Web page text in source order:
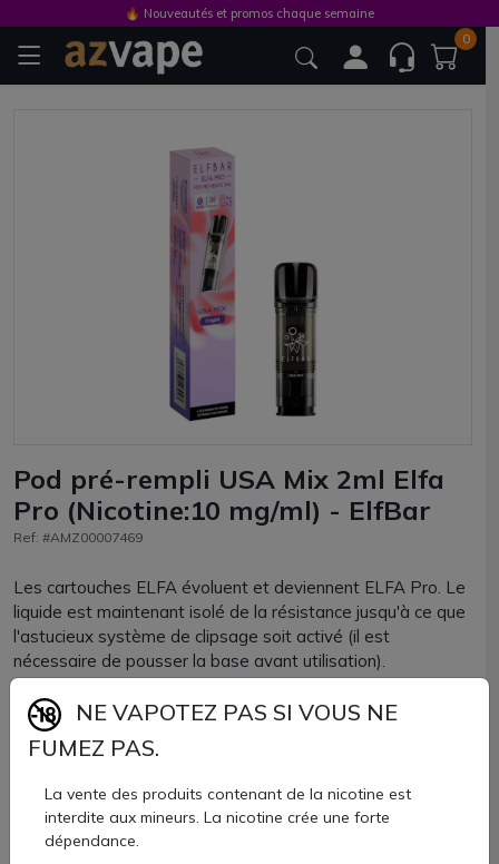
0
Pod pré-rempli USA Mix 2ml Elfa
Pro (Nicotine:10 mg/ml) - ElfBar
Ref: #AMZ00007469
Les cartouches ELFA évoluent et deviennent ELFA Pro. Le
liquide est maintenant isolé de la résistance jusqu'à ce que
l'astucieux système de clipsage soit activé (il est
nécessaire de pousser la base avant utilisation).
Elfa Pro Pod, des pods pré-remplis de 2 ml de saveur USA
MIX, en 10mg/20mg, conçus pour les batteries Elfa
500mAh de la marque Elfbar.
8,20 €
Quantité
🔥 Nouveautés et promos chaque semaine
NE VAPOTEZ PAS SI VOUS NE
FUMEZ PAS.
La vente des produits contenant de la nicotine est
interdite aux mineurs. La nicotine crée une forte
dépendance.